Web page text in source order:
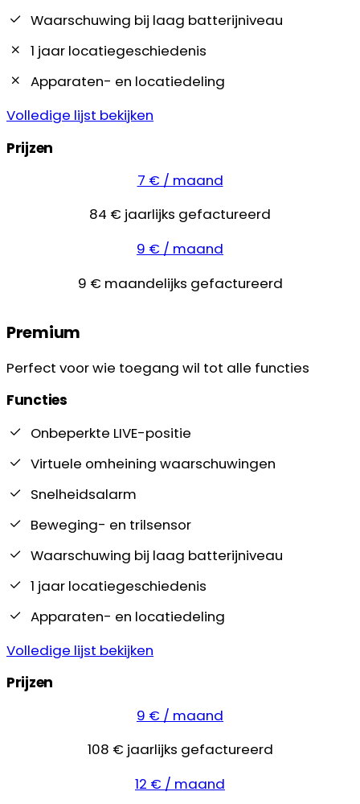
Waarschuwing bij laag batterijniveau
1 jaar locatiegeschiedenis
Apparaten- en locatiedeling
Volledige lijst bekijken
Prijzen
7 € / maand
84 € jaarlijks gefactureerd
9 € / maand
9 € maandelijks gefactureerd
Premium
Perfect voor wie toegang wil tot alle functies
Functies
Onbeperkte LIVE-positie
Virtuele omheining waarschuwingen
Snelheidsalarm
Beweging- en trilsensor
Waarschuwing bij laag batterijniveau
1 jaar locatiegeschiedenis
Apparaten- en locatiedeling
Volledige lijst bekijken
Prijzen
9 € / maand
108 € jaarlijks gefactureerd
12 € / maand